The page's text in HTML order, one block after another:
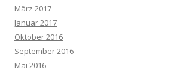
März 2017
Januar 2017
Oktober 2016
September 2016
Mai 2016